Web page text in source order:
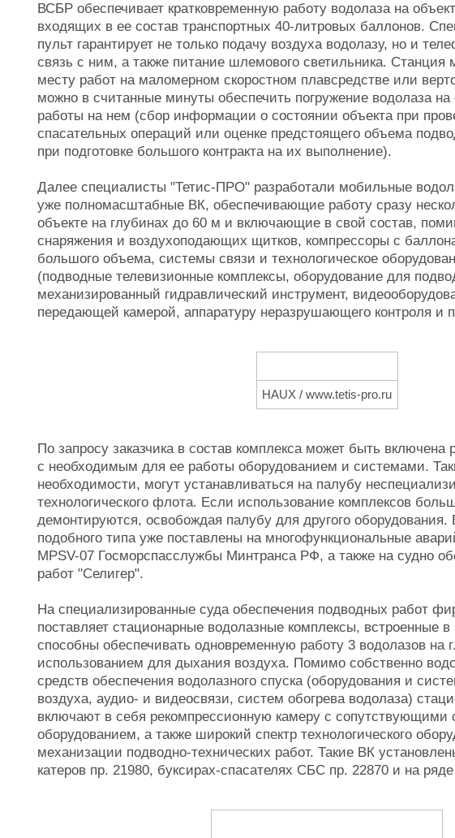
ВСБР обеспечивает кратковременную работу водолаза на
входящих в ее состав транспортных 40-литровых баллонов.
пульт гарантирует не только подачу воздуха водолазу, но и
связь с ним, а также питание шлемового светильника. Станция
месту работ на маломерном скоростном плавсредстве или
можно в считанные минуты обеспечить погружение водолаза
работы на нем (сбор информации о состоянии объекта при
спасательных операций или оценке предстоящего объема
при подготовке большого контракта на их выполнение).
Далее специалисты "Тетис-ПРО" разработали мобильные
уже полномасштабные ВК, обеспечивающие работу сразу
объекте на глубинах до 60 м и включающие в свой состав,
снаряжения и воздухоподающих щитков, компрессоры с
большого объема, системы связи и технологическое
(подводные телевизионные комплексы, оборудование для
механизированный гидравлический инструмент,
передающей камерой, аппаратуру неразрушающего контроля и
HAUX / www.tetis-pro.ru
По запросу заказчика в состав комплекса может быть включена
с необходимым для ее работы оборудованием и системами.
необходимости, могут устанавливаться на палубу
технологического флота. Если использование комплексов
демонтируются, освобождая палубу для другого
подобного типа уже поставлены на многофункциональные
MPSV-07 Госморспасслужбы Минтранса РФ, а также на судно
работ "Селигер".
На специализированные суда обеспечения подводных работ
поставляет стационарные водолазные комплексы, встроенные
способны обеспечивать одновременную работу 3 водолазов на
использованием для дыхания воздуха. Помимо собственно
средств обеспечения водолазного спуска (оборудования и
воздуха, аудио- и видеосвязи, систем обогрева водолаза)
включают в себя рекомпрессионную камеру с сопутствующими
оборудованием, а также широкий спектр технологического
механизации подводно-технических работ. Такие ВК
катеров пр. 21980, буксирах-спасателях СБС пр. 22870 и на